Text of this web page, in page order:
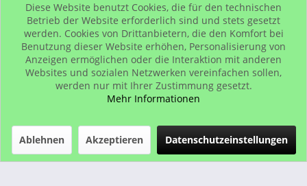
* Alle Preise inkl. gesetzl. Mehrwertsteuer zzgl. Versandkosten, wenn nicht
anders beschrieben
© www.urban-street-shop.com
Diese Website benutzt Cookies, die für den technischen
Betrieb der Website erforderlich sind und stets gesetzt
werden. Cookies von Drittanbietern, die den Komfort bei
Benutzung dieser Website erhöhen, Personalisierung von
Anzeigen ermöglichen oder die Interaktion mit anderen
Websites und sozialen Netzwerken vereinfachen sollen,
werden nur mit Ihrer Zustimmung gesetzt.
Mehr Informationen
Ablehnen Akzeptieren Datenschutzeinstellungen